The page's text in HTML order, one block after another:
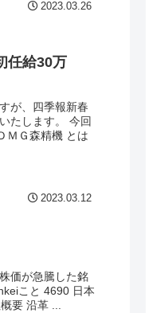
2023.03.26
任給30万
が、四季報新春
たします。 今回
ＭＧ森精機 とは
2023.03.12
価が急騰した銘
こと 4690 日本
要 沿革 ...